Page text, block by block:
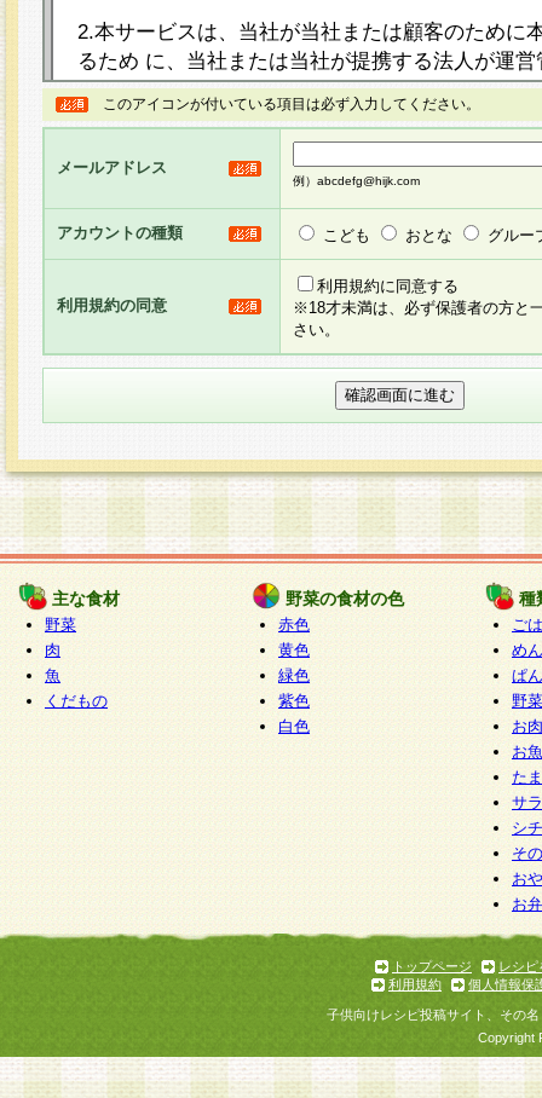
2.本サービスは、当社が当社または顧客のために
るため に、当社または当社が提携する法人が運
ト（以下「本サイト」といいます。）上に本サー
ージを設け、会員がアンケー ト調査に回答する
し、その結果を当社が集計・分析その他の利用を
るものです。なお、本サービスは、それぞれの目
員に対して本サービスの依頼を行うこともあり、
た全ての会員に対して本サービスの依頼をすると
りま す。
3.当社は、会員の事前の承諾を得ることなく、当
方 法・手段にて、本規約を任意に制定、変更ま
きるものとします。改定後の本規約等は、本規約
に掲示したときに、その 他の諸規定については
てその効力を生じるものとします。
4.本規約は、会員登録希望者による会員登録手続
の当社による会員登録の承認が完了した時点で会
たものとみなされ、会員に対して適用されるもの
5.当社がお聞きする個人情報は、すべて会員登録
で提 供いただいたものと考えております。従っ
自らの個人情報の提供を希望されない場合には、
をお預かりいたしません が、提供されないこと
商品やサービス等をご利用いただけない場合があ
了承ください。
6.当社は、お客様から当社が保有している個人情
加・ 利用停止等を求められた場合には、ご本人
て確認できた場合に限り、法令に準拠して合理的
いただきます。なお、開示 請求等の請求先は個
ります。
1.会員とは、本規約等を承諾のうえ、当社所定の
了し、当社が承認した者、グループとします。な
が以下に該当する場合は会員登録をすることがで
このアイコンが付いている項目は必ず入力してください。
メールアドレス
例）abcdefg@hijk.com
アカウントの種類 こども おとな グルー
利用規約の同意
利用規約に同意する
※18才未満は、必ず保護者の方と
さい。
主な食材
野菜
肉
魚
くだもの
野菜の食材の色
赤色
黄色
緑色
紫色
白色
種
ご
めん
ぱん
野
お
お
た
サ
シ
そ
お
お
トップページ
レシピ
利用規約
個人情報保
子供向けレシピ投稿サイト、その
Copyright